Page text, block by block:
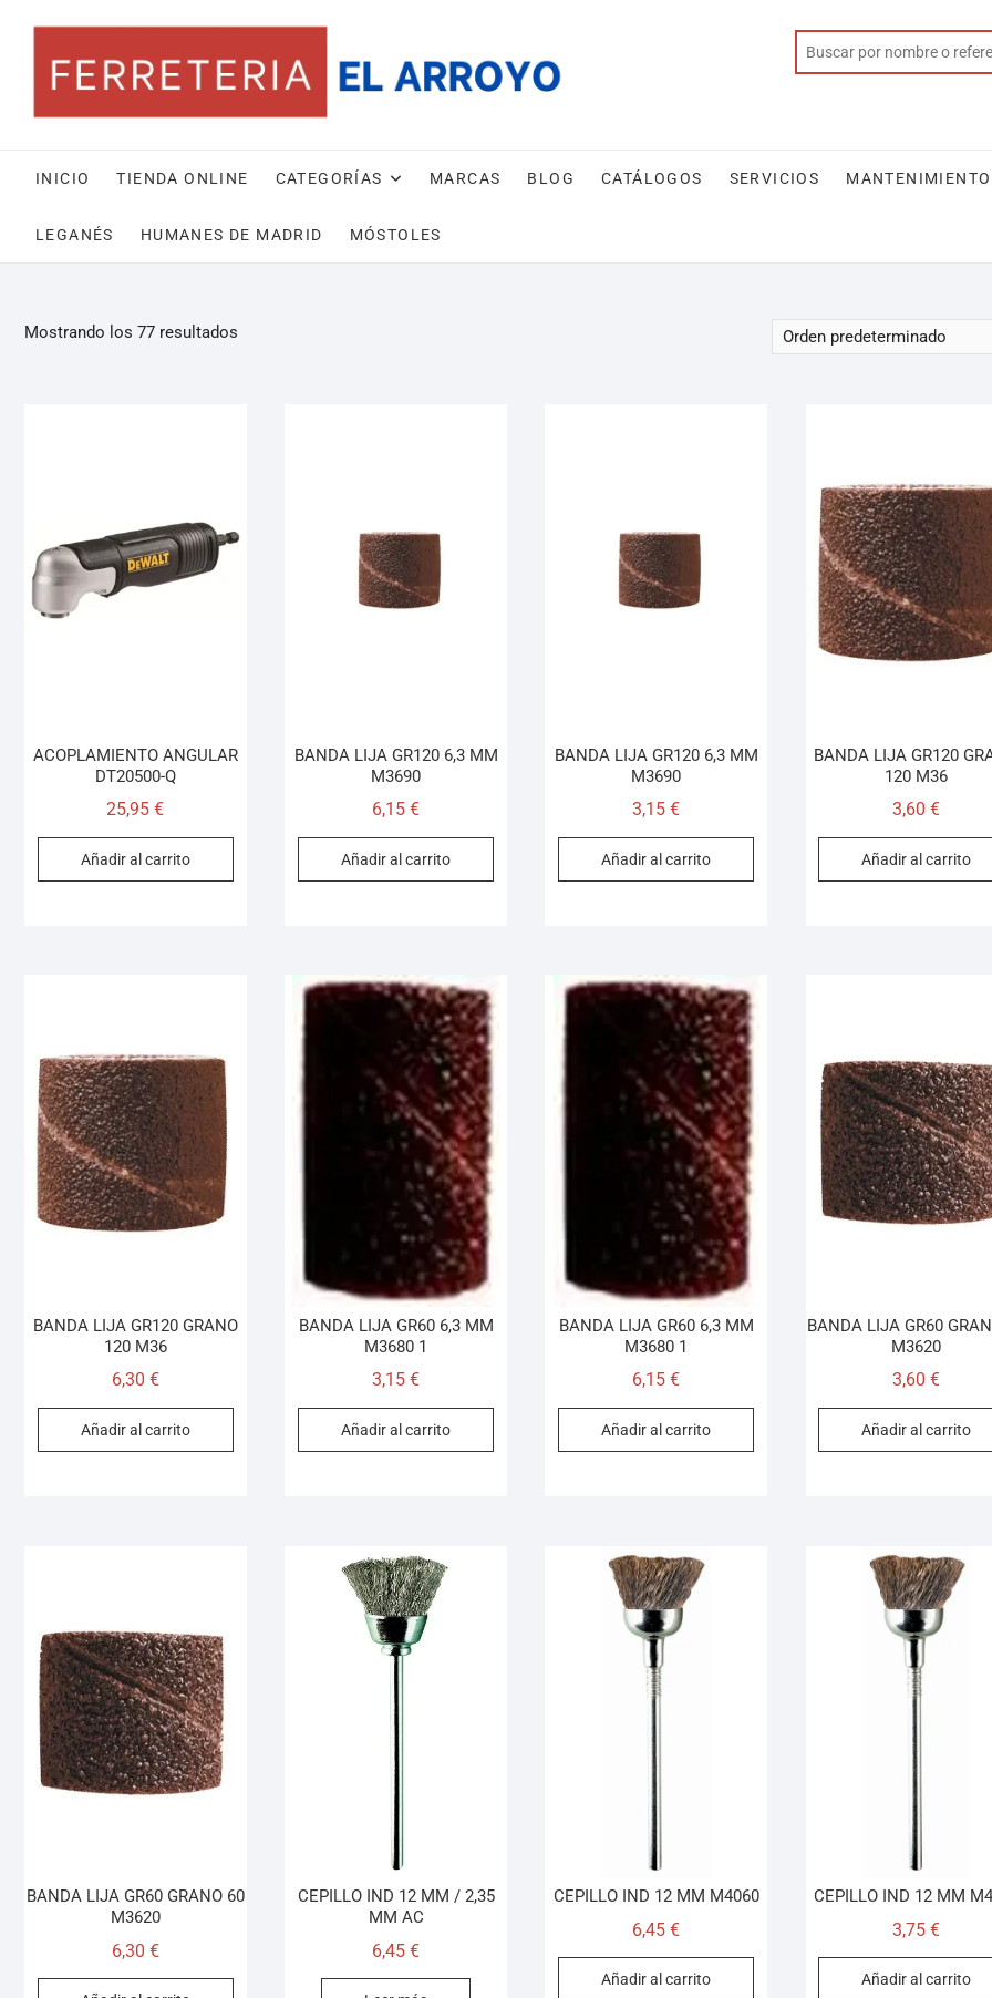
INICIO TIENDA ONLINE CATEGORÍAS MARCAS BLOG CATÁLOGOS SERVICIOS
LEGANÉS HUMANES DE MADRID MÓSTOLES
Mostrando los 77 resultados
ACOPLAMIENTO ANGULAR
DT20500-Q
25,95€
Añadir al carrito
BANDA LIJA GR120 6,3 MM
M3690
6,15€
Añadir al carrito
BANDA LIJA GR120 6,3 MM
M3690
3,15€
Añadir al carrito
BANDA LIJA GR120
120 M36
3,60€
Añadir al carrito
BANDA LIJA GR120 GRANO
120 M36
6,30 €
Añadir al carrito
BANDA LIJA GR60 6,3 MM
M3680 1
3,15€
Añadir al carrito
BANDA LIJA GR60 6,3 MM
M3680 1
6,15€
Añadir al carrito
BANDA LIJA GR60
M3620
3,60€
Añadir al carrito
BANDA LIJA GR60 GRANO 60
M3620
6,30 €
CEPILLO IND 12 MM / 2,35
MM AC
6,45€
CEPILLO IND 12 MM M4060
6,45€
Añadir al carrito
CEPILLO IND 12 MM
3,75€
Añadir al carrito